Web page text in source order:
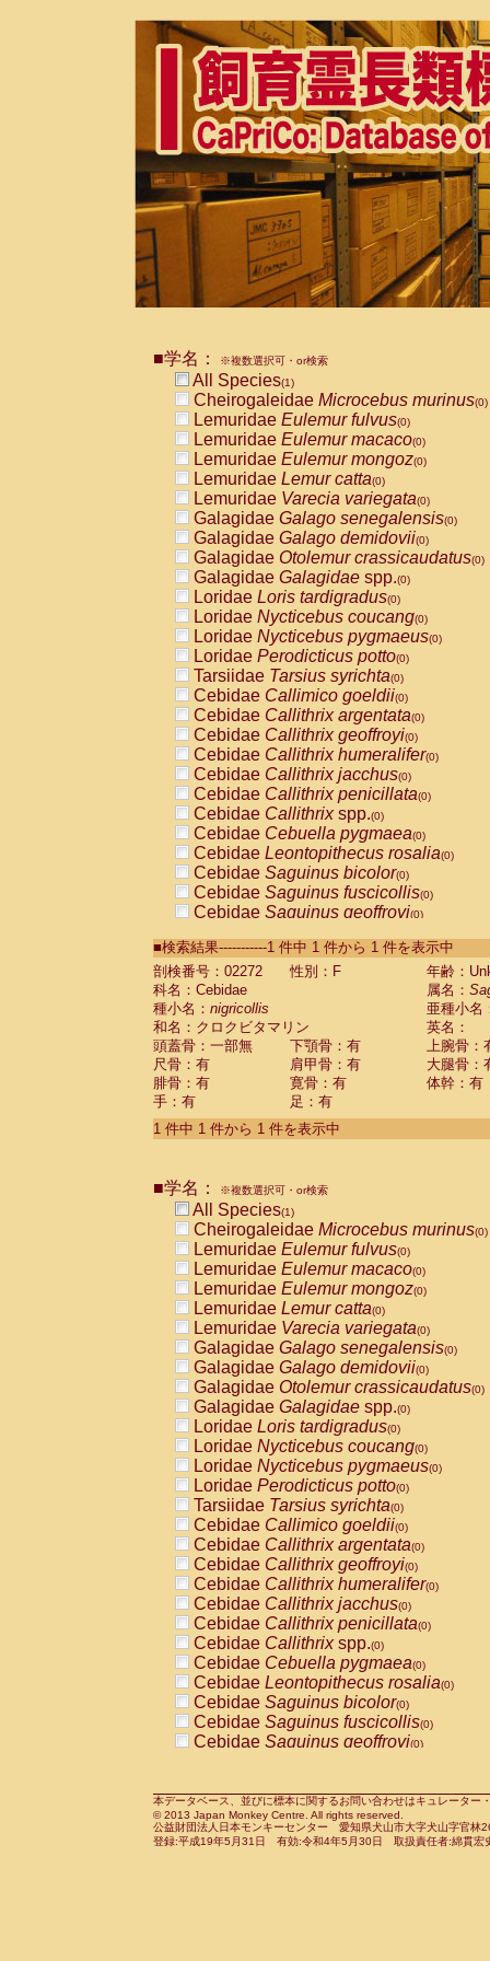
■学名： ※複数選択可・or検索
All Species(1)
Cheirogaleidae Microcebus murinus(0)
Lemuridae Eulemur fulvus(0)
Lemuridae Eulemur macaco(0)
Lemuridae Eulemur mongoz(0)
Lemuridae Lemur catta(0)
Lemuridae Varecia variegata(0)
Galagidae Galago senegalensis(0)
Galagidae Galago demidovii(0)
Galagidae Otolemur crassicaudatus(0)
Galagidae Galagidae spp.(0)
Loridae Loris tardigradus(0)
Loridae Nycticebus coucang(0)
Loridae Nycticebus pygmaeus(0)
Loridae Perodicticus potto(0)
Tarsiidae Tarsius syrichta(0)
Cebidae Callimico goeldii(0)
Cebidae Callithrix argentata(0)
Cebidae Callithrix geoffroyi(0)
Cebidae Callithrix humeralifer(0)
Cebidae Callithrix jacchus(0)
Cebidae Callithrix penicillata(0)
Cebidae Callithrixspp.(0)
Cebidae Cebuella pygmaea(0)
Cebidae Leontopithecus rosalia(0)
Cebidae Saguinus bicolor(0)
Cebidae Saguinus fuscicollis(0)
Cebidae Saguinus geoffroyi(0)
CebidaeSaguinus labiatus(0)
Cebidae Saguinus leucopus (0)
Cebidae
CebidaeSaguinus mystax
CebidaeSaguinus nigricollis (1)
Cebidae Saguinus oedipus
Cebidae Saguinus weddelli
Cebidae Saguinusspp.
Cebidae Aotus trivirgatus
Cebidae Cebus albifrons
CebidaeCebus nigrivittatus
CebidaeCebus
CebidaeSaimiri boliviensis(0)
CebidaeSaimiri sciureus(0)
AtelidaeAlouatta caraya(0)
AtelidaeAlouatta fusca(0)
AtelidaeAlouatta seniculus
AtelidaeAlouattaspp.(0)
AtelidaeAteles belzebuth(0)
AtelidaeAteles geoffroyi(0)
AtelidaeAteles paniscus(0)
AtelidaeAtelesspp.(0)
Atelidae Lagothrix lagothricha
AtelidaeLagothrix lagothricha cana
PitheciidaeCacajao calvus
PitheciidaeCallicebus cupreus
PitheciidaeCallicebus donacophilus
PitheciidaeCallicebus moloch
PitheciidaeCallicebus torquatus
PitheciidaeCallicebusspp.(0)
PitheciidaeChiropotes satanas(0)
PitheciidaePithecia monachus
PitheciidaePithecia pithecia(0)
CercopithecidaeCercocebus agilis
CercopithecidaeCercocebus
CercopithecidaeCercocebus
CercopithecidaeCercocebus
CercopithecidaeCercocebus
CercopithecidaeCercocebushybrid
CercopithecidaePapio anubis(0)
CercopithecidaePapio cynocephalus
CercopithecidaePapio hamadryas(0)
■検索結果-----------1 件中 1 件から 1 件を表示中
剖検番号：02272
性別：F
年齢：
科名：Cebidae
属名：
種小名： nigricollis
亜種小名
和名：クロクビタマリン
英名：
頭蓋骨：一部無
下顎骨：有
上腕骨：
尺骨：有
肩甲骨：有
大腿骨：
腓骨：有
寛骨：有
体幹：有
手：有
足：有
1 件中 1 件から 1 件を表示中
■学名： ※複数選択可・or検索
All Species(1)
Cheirogaleidae Microcebus murinus(0)
Lemuridae Eulemur fulvus(0)
Lemuridae Eulemur macaco(0)
Lemuridae Eulemur mongoz(0)
Lemuridae Lemur catta(0)
Lemuridae Varecia variegata(0)
Galagidae Galago senegalensis(0)
Galagidae Galago demidovii(0)
Galagidae Otolemur crassicaudatus(0)
Galagidae Galagidae spp.(0)
Loridae Loris tardigradus(0)
Loridae Nycticebus coucang(0)
Loridae Nycticebus pygmaeus(0)
Loridae Perodicticus potto(0)
Tarsiidae Tarsius syrichta(0)
Cebidae Callimico goeldii(0)
Cebidae Callithrix argentata(0)
Cebidae Callithrix geoffroyi(0)
Cebidae Callithrix humeralifer(0)
Cebidae Callithrix jacchus(0)
Cebidae Callithrix penicillata(0)
Cebidae Callithrixspp.(0)
Cebidae Cebuella pygmaea(0)
Cebidae Leontopithecus rosalia(0)
Cebidae Saguinus bicolor(0)
Cebidae Saguinus fuscicollis(0)
Cebidae Saguinus geoffroyi(0)
CebidaeSaguinus leucopus(0)
CebidaeSaguinus midas(0)
Cebidae Saguinus mystax(0)
本データベース、並びに標本に関するお問い合わせはキュレータ
© 2013 Japan Monkey Centre. All rights reserved.
公益財団法人日本モンキーセンター 愛知県犬山市大字犬山字官
登録:平成19年5月31日 有効:令和4年5月30日 取扱責任者:綿貫宏